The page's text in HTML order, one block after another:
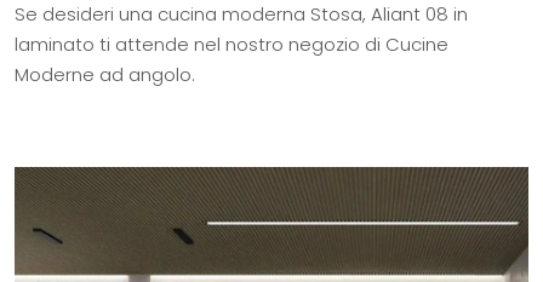
Se desideri una cucina moderna Stosa, Aliant 08 in
laminato ti attende nel nostro negozio di Cucine
Moderne ad angolo.